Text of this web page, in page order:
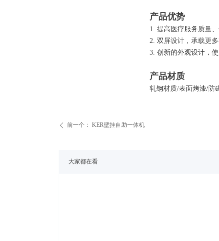
大家都在看
ꄴ 前一个： KER壁挂自助一体机
产品优势
1. 提高医疗服务质量
2. 双屏设计，承载更
3. 创新的外观设计，
产品材质
轧钢材质/表面烤漆/防